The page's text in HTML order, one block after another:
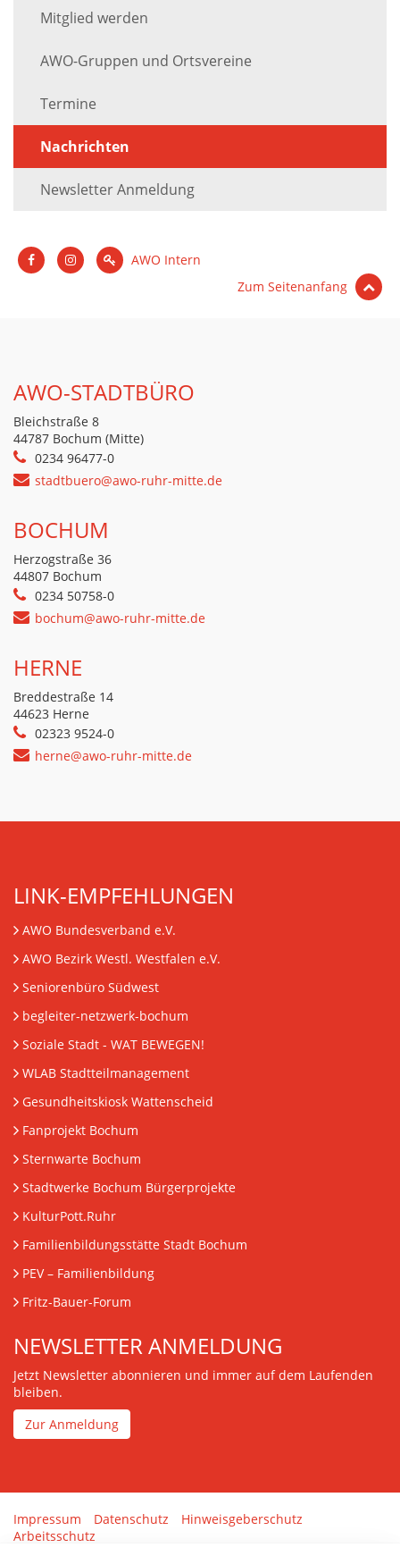
Mitglied werden
AWO-Gruppen und Ortsvereine
Termine
Nachrichten
Newsletter Anmeldung
AWO Intern
Zum Seitenanfang
AWO-STADTBÜRO
Bleichstraße 8
44787 Bochum (Mitte)
0234 96477-0
stadtbuero@awo-ruhr-mitte.de
BOCHUM
Herzogstraße 36
44807 Bochum
0234 50758-0
bochum@awo-ruhr-mitte.de
HERNE
Breddestraße 14
44623 Herne
02323 9524-0
herne@awo-ruhr-mitte.de
LINK-EMPFEHLUNGEN
AWO Bundesverband e.V.
AWO Bezirk Westl. Westfalen e.V.
Seniorenbüro Südwest
begleiter-netzwerk-bochum
Soziale Stadt - WAT BEWEGEN!
WLAB Stadtteilmanagement
Gesundheitskiosk Wattenscheid
Fanprojekt Bochum
Sternwarte Bochum
Stadtwerke Bochum Bürgerprojekte
KulturPott.Ruhr
Familienbildungsstätte Stadt Bochum
PEV– Familienbildung
Fritz-Bauer-Forum
NEWSLETTER ANMELDUNG
Jetzt Newsletter abonnieren und immer auf dem Laufenden
bleiben.
Zur Anmeldung
Impressum Datenschutz
Hinweisgeberschutz
Arbeitsschutz